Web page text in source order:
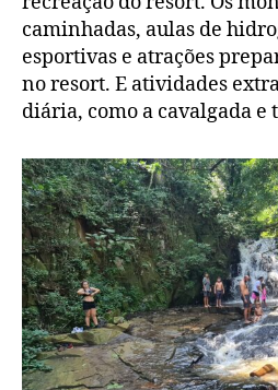
caminhadas, aulas de
esportivas e atrações
no resort. E atividades
diária, como a cavalgada e